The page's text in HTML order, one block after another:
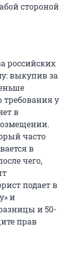
стороной
российских
выкупив за
требования у
в
часто
в
чего,
подает в
и
и 50-
прав